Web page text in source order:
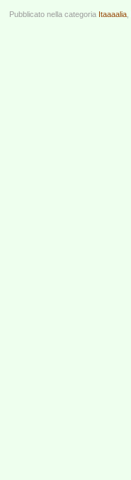
Pubblicato nella categoria Itaaaalia